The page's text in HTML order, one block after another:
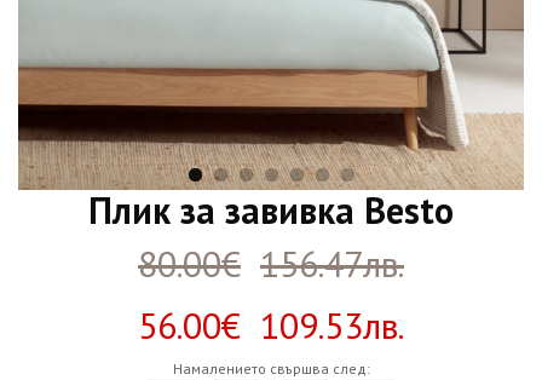
Плик за завивка Besto
80.00€ 156.47лв.
56.00€ 109.53лв.
Намалението свършва след: